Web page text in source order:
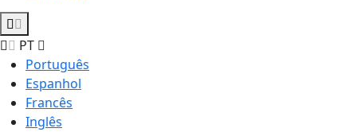
PT
Português
Espanhol
Francês
Inglês